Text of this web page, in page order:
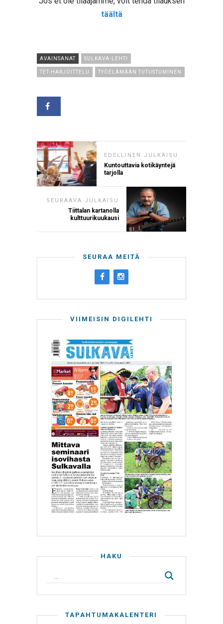
täältä
AVAINSANAT SULKAVA-LEHTI
TET-HARJOITTELU TYÖELÄMÄÄN TUTUSTUMINEN
EDELLINEN JULKAISU
Kuntouttavia kotikäyntejä
tarjolla
SEURAAVA JULKAISU
Tiittalan kartanolla
kulttuurikuukausi
SEURAA MEITÄ
VIIMEISIN DIGILEHTI
HAKU
TAPAHTUMAKALENTERI